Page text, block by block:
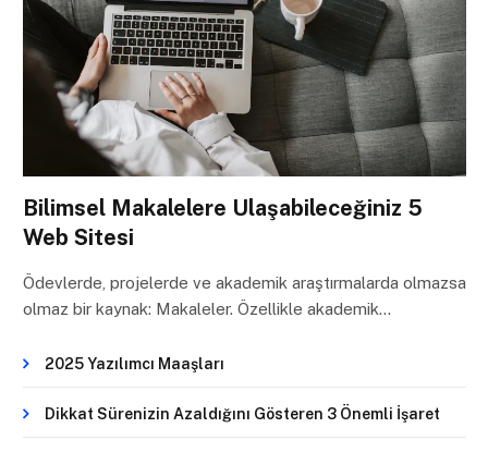
Bilimsel Makalelere Ulaşabileceğiniz 5
Web Sitesi
Ödevlerde, projelerde ve akademik araştırmalarda olmazsa
olmaz bir kaynak: Makaleler. Özellikle akademik…
2025 Yazılımcı Maaşları
Dikkat Sürenizin Azaldığını Gösteren 3 Önemli İşaret